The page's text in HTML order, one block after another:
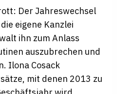
Der Jahreswechsel
eigene Kanzlei
ihn zum Anlass
auszubrechen und
Ilona Cosack
mit denen 2013 zu